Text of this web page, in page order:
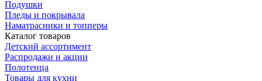
Подушки
Пледы и покрывала
Наматрасники и топперы
Каталог товаров
Детский ассортимент
Распродажи и акции
Полотенца
Товары для кухни